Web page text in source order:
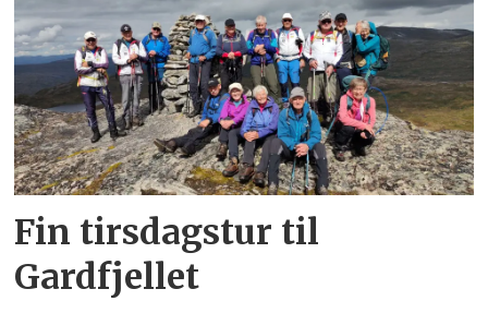
Fin tirsdagstur til
Gardfjellet